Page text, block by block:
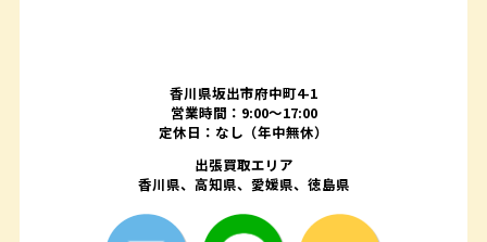
香川県坂出市府中町4-1
営業時間：9:00～17:00
定休日：なし（年中無休）
出張買取エリア
香川県、高知県、愛媛県、徳島県